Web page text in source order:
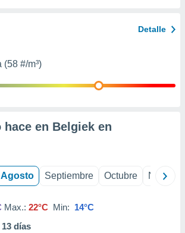
Detalle
(58 #/m³)
hace en Belgiek en
Agosto Septiembre Octubre
Max.: 22°C Min: 14°C
13 días